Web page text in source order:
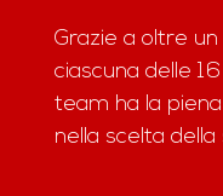
Grazie a oltre
ciascuna delle
team ha la
nella scelta della